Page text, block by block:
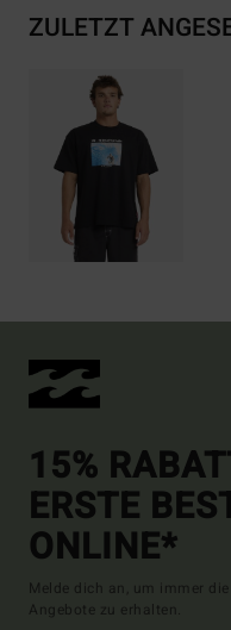
ZULETZT
15%
ERSTE
ONLINE*
Melde dich an, um immer
Angebote zu erhalten.